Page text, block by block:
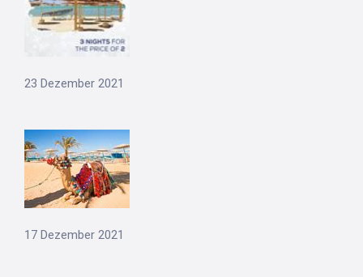
23 Dezember 2021
17 Dezember 2021